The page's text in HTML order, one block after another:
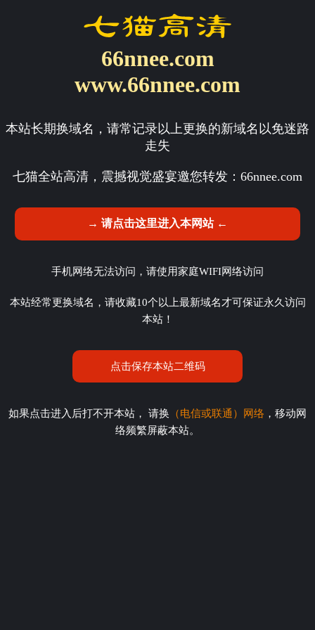
66nnee.com
www.66nnee.com
本站长期换域名，请常记录以上更换的新域名以免迷路
走失
七猫全站高清，震撼视觉盛宴邀您转发： 66nnee.com
→ 请点击这里进入本网站 ←
手机网络无法访问，请使用家庭WIFI网络访问
本站经常更换域名，请收藏10个以上最新域名才可保证永久访问
本站！
点击保存本站二维码
如果点击进入后打不开本站， 请换 （电信或联通）网络 ，移动网
络频繁屏蔽本站。